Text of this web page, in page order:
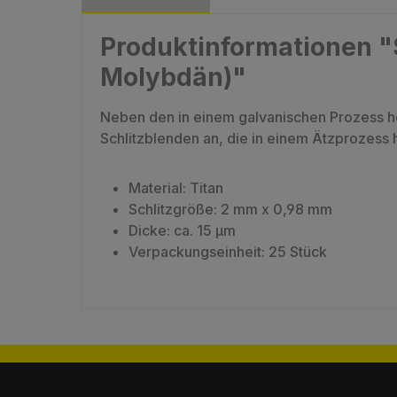
Produktinformationen
Molybdän)"
Neben den in einem galvanischen Prozess
Schlitzblenden an, die in einem
Material: Titan
Schlitzgröße: 2 mm x 0,98 mm
Dicke: ca. 15 µm
Verpackungseinheit: 25 Stück